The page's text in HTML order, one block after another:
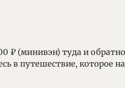
₽ (минивэн) туда и
в путешествие, которое